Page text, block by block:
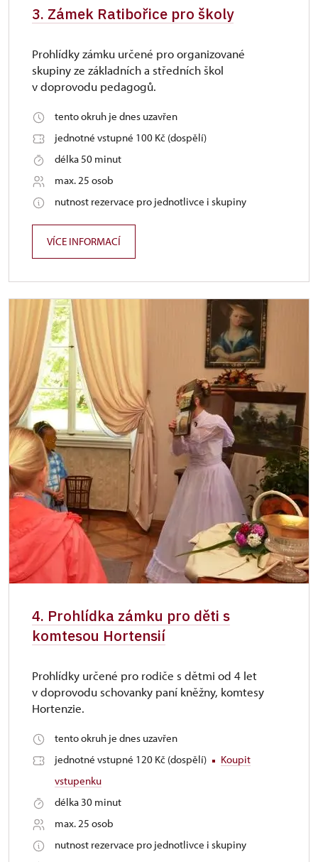
3. Zámek Ratibořice pro školy
Prohlídky zámku určené pro organizované
skupiny ze základních a středních škol
v doprovodu pedagogů.
tento okruh je dnes uzavřen
jednotné vstupné 100 Kč (dospělí)
délka 50 minut
max. 25 osob
nutnost rezervace pro jednotlivce i skupiny
VÍCE INFORMACÍ
4. Prohlídka zámku pro děti s
komtesou Hortensií
Prohlídky určené pro rodiče s dětmi od 4 let
v doprovodu schovanky paní kněžny, komtesy
Hortenzie.
tento okruh je dnes uzavřen
jednotné vstupné 120 Kč (dospělí)
Koupit
vstupenku
délka 30 minut
max. 25 osob
nutnost rezervace pro jednotlivce i skupiny